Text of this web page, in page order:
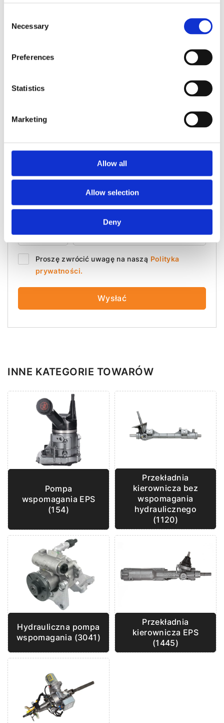
Selection
Necessary
Preferences
Statistics
Marketing
Allow all
Allow selection
Deny
ZAPISZ SIĘ NA NAPRAWĘ URZĄDZENIA
Poland
Imię*
PL +48
Proszę zwrócić uwagę na naszą Polityka
prywatności.
Wysłać
INNE KATEGORIE TOWARÓW
Pompa
wspomagania EPS
(154)
Przekładnia
kierownicza bez
wspomagania
hydraulicznego
(1120)
Hydrauliczna pompa
wspomagania (3041)
Przekładnia
kierownicza EPS
(1445)